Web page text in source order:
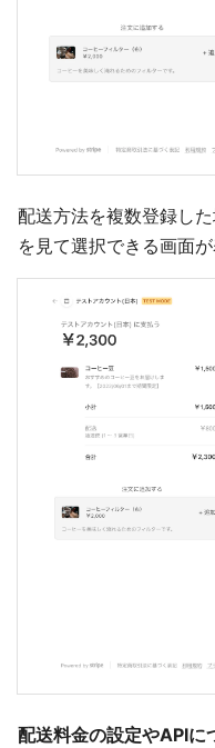
配送方法を複数登録し
を見て選択できる画面が
配送料金の設定やAPIに